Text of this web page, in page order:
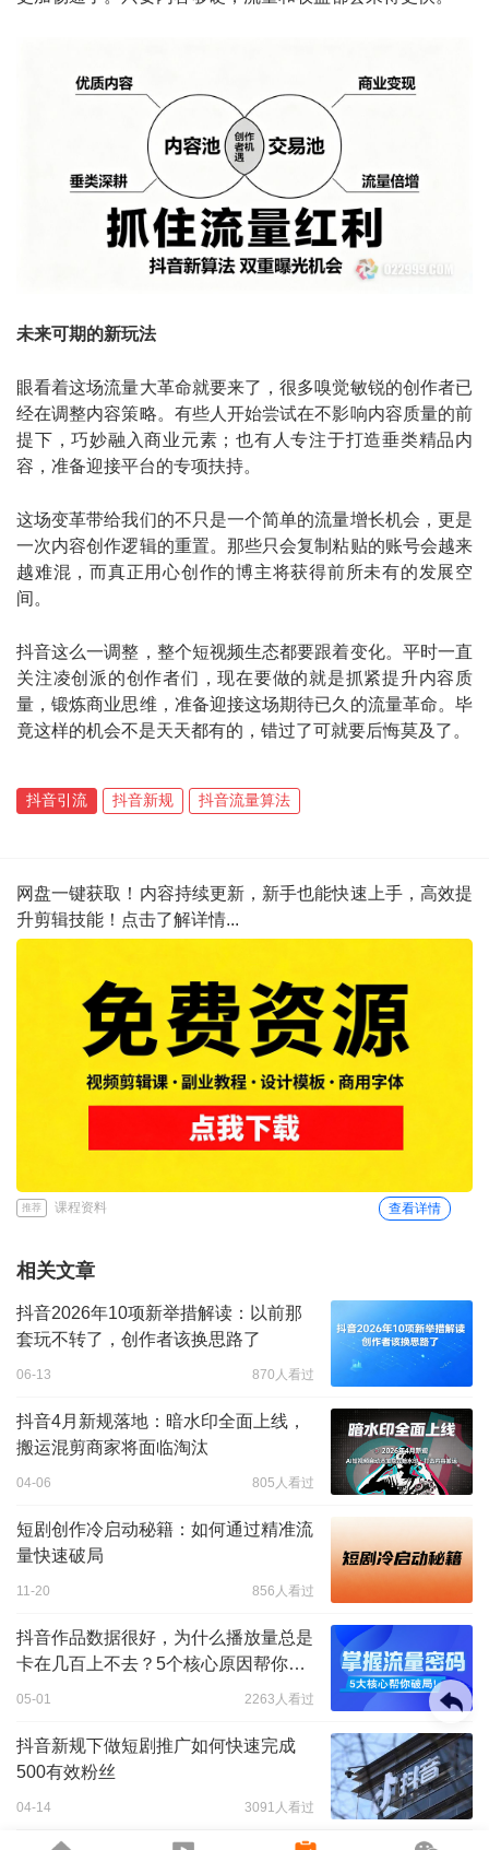
未来可期的新玩法
眼看着这场流量大革命就要来了，很多嗅觉敏锐的创作者已
经在调整内容策略。有些人开始尝试在不影响内容质量的前
提下，巧妙融入商业元素；也有人专注于打造垂类精品内
容，准备迎接平台的专项扶持。
这场变革带给我们的不只是一个简单的流量增长机会，更是
一次内容创作逻辑的重置。那些只会复制粘贴的账号会越来
越难混，而真正用心创作的博主将获得前所未有的发展空
间。
抖音这么一调整，整个短视频生态都要跟着变化。平时一直
关注凌创派的创作者们，现在要做的就是抓紧提升内容质
量，锻炼商业思维，准备迎接这场期待已久的流量革命。毕
竟这样的机会不是天天都有的，错过了可就要后悔莫及了。
抖音引流 抖音新规 抖音流量算法
网盘一键获取！内容持续更新，新手也能快速上手，高效提
升剪辑技能！点击了解详情...
推荐 课程资料 查看详情
相关文章
抖音2026年10项新举措解读：以前那
套玩不转了，创作者该换思路了
06-13 870人看过
抖音4月新规落地：暗水印全面上线，
搬运混剪商家将面临淘汰
04-06 805人看过
短剧创作冷启动秘籍：如何通过精准流
量快速破局
11-20 856人看过
抖音作品数据很好，为什么播放量总是
卡在几百上不去？5个核心原因帮你破
局！
05-01 2263人看过
抖音新规下做短剧推广如何快速完成
500有效粉丝
04-14 3091人看过